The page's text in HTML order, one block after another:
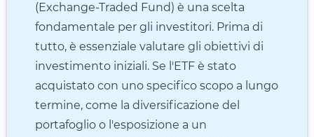
(Exchange-Traded Fund) è una scelta
fondamentale per gli investitori. Prima di
tutto, è essenziale valutare gli obiettivi di
investimento iniziali. Se l'ETF è stato
acquistato con uno specifico scopo a lungo
termine, come la diversificazione del
portafoglio o l'esposizione a un